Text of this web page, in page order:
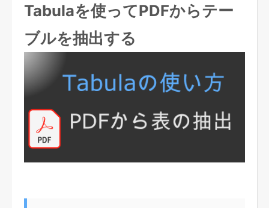
Tabulaを使ってPDFからテー
ブルを抽出する